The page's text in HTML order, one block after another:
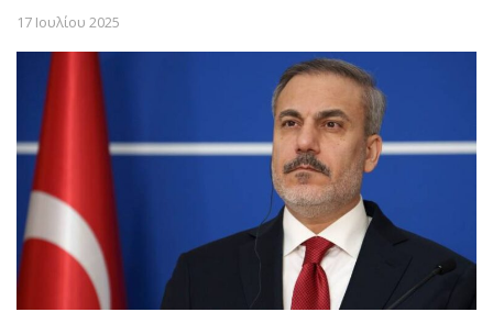
17 Ιουλίου 2025